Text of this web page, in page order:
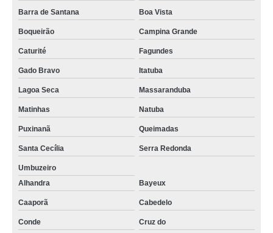
Barra de Santana Boa Vista
Boqueirão Campina Grande
Caturité Fagundes
Gado Bravo Itatuba
Lagoa Seca Massaranduba
Matinhas Natuba
Puxinanã Queimadas
Santa Cecília Serra Redonda
Umbuzeiro
Alhandra
Bayeux
Caaporã Cabedelo
Conde Cruz do